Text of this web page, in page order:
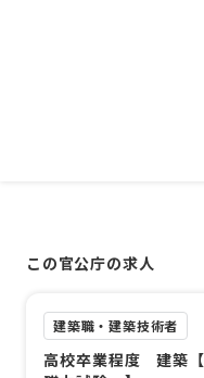
この官公庁の求人
建築職・建築技術者
高校卒業程度 建築